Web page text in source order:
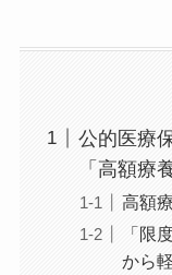
公的医療
「高額療
高額
「限
から